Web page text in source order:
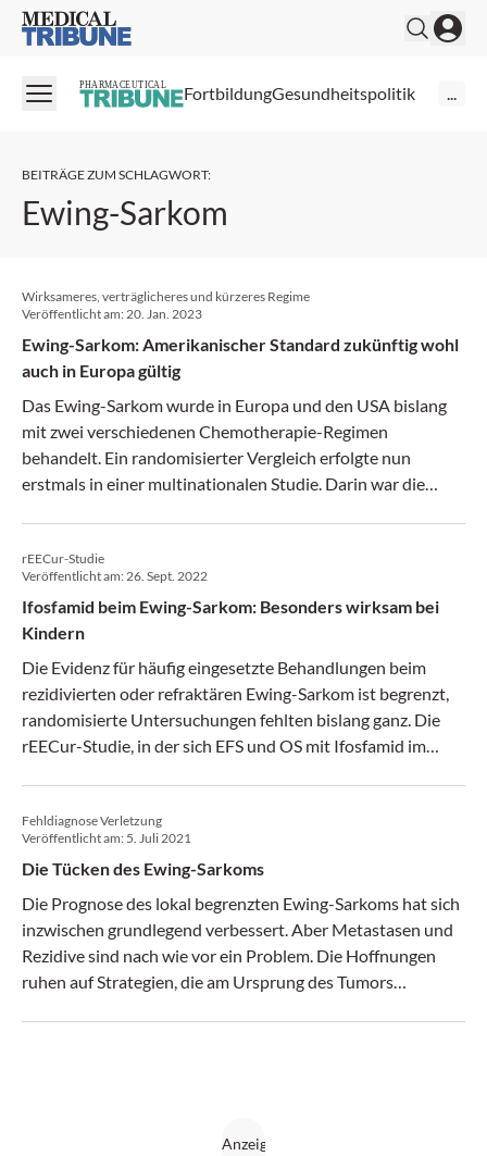
Medical Tribune
PHARMACEUTICAL FortbildungGesundheitspolitik ...
BEITRÄGE ZUM SCHLAGWORT:
Ewing-Sarkom
Wirksameres, verträglicheres und kürzeres Regime
Veröffentlicht am: 20. Jan. 2023
Ewing-Sarkom: Amerikanischer Standard zukünftig wohl
auch in Europa gültig
Das Ewing-Sarkom wurde in Europa und den USA bislang
mit zwei verschiedenen Chemotherapie-Regimen
behandelt. Ein randomisierter Vergleich erfolgte nun
erstmals in einer multinationalen Studie. Darin war die
rEECur-Studie
Veröffentlicht am: 26. Sept. 2022
Ifosfamid beim Ewing-Sarkom: Besonders wirksam bei
Kindern
Die Evidenz für häufig eingesetzte Behandlungen beim
rezidivierten oder refraktären Ewing-Sarkom ist begrenzt,
randomisierte Untersuchungen fehlten bislang ganz. Die
rEECur-Studie, in der sich EFS und OS mit Ifosfamid im
Fehldiagnose Verletzung
Veröffentlicht am: 5. Juli 2021
Die Tücken des Ewing-Sarkoms
Die Prognose des lokal begrenzten Ewing-Sarkoms hat sich
inzwischen grundlegend verbessert. Aber Metastasen und
Rezidive sind nach wie vor ein Problem. Die Hoffnungen
ruhen auf Strategien, die am Ursprung des Tumors